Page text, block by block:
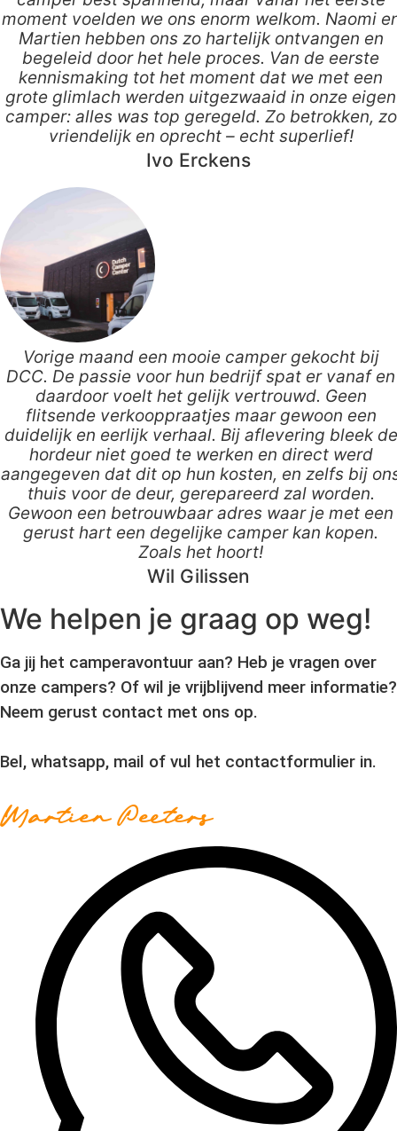
moment voelden we ons enorm welkom. Naomi
Martien hebben ons zo hartelijk ontvangen en
begeleid door het hele proces. Van de eerste
kennismaking tot het moment dat we met een
grote glimlach werden uitgezwaaid in onze eigen
camper: alles was top geregeld. Zo betrokken, zo
vriendelijk en oprecht – echt superlief!
Ivo Erckens
Vorige maand een mooie camper gekocht bij
DCC. De passie voor hun bedrijf spat er vanaf en
daardoor voelt het gelijk vertrouwd. Geen
flitsende verkooppraatjes maar gewoon een
duidelijk en eerlijk verhaal. Bij aflevering bleek de
hordeur niet goed te werken en direct werd
aangegeven dat dit op hun kosten, en zelfs bij
thuis voor de deur, gerepareerd zal worden.
Gewoon een betrouwbaar adres waar je met een
gerust hart een degelijke camper kan kopen.
Zoals het hoort!
Wil Gilissen
We helpen je graag op weg!
Ga jij het camperavontuur aan? Heb je vragen over
onze campers? Of wil je vrijblijvend meer informatie?
Neem gerust contact met ons op.
Bel, whatsapp, mail of vul het contactformulier in.
Martien Peeters